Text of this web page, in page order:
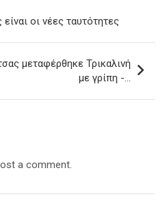
οι νέες ταυτότητες
μεταφέρθηκε Τρικαλινή
με γρίπη -…
a comment.